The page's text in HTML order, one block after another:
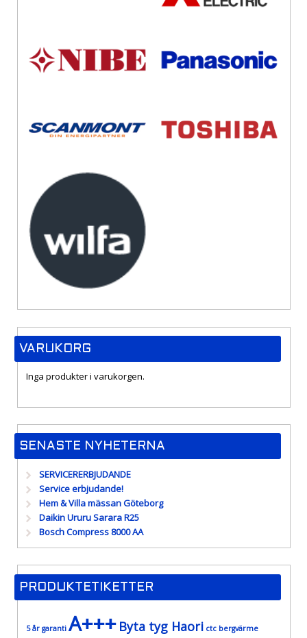
VARUKORG
Inga produkter i varukorgen.
SENASTE NYHETERNA
SERVICERERBJUDANDE
Service erbjudande!
Hem & Villa mässan Göteborg
Daikin Ururu Sarara R25
Bosch Compress 8000 AA
PRODUKTETIKETTER
5 år garanti A+++ Byta tyg Haori ctc bergvärme